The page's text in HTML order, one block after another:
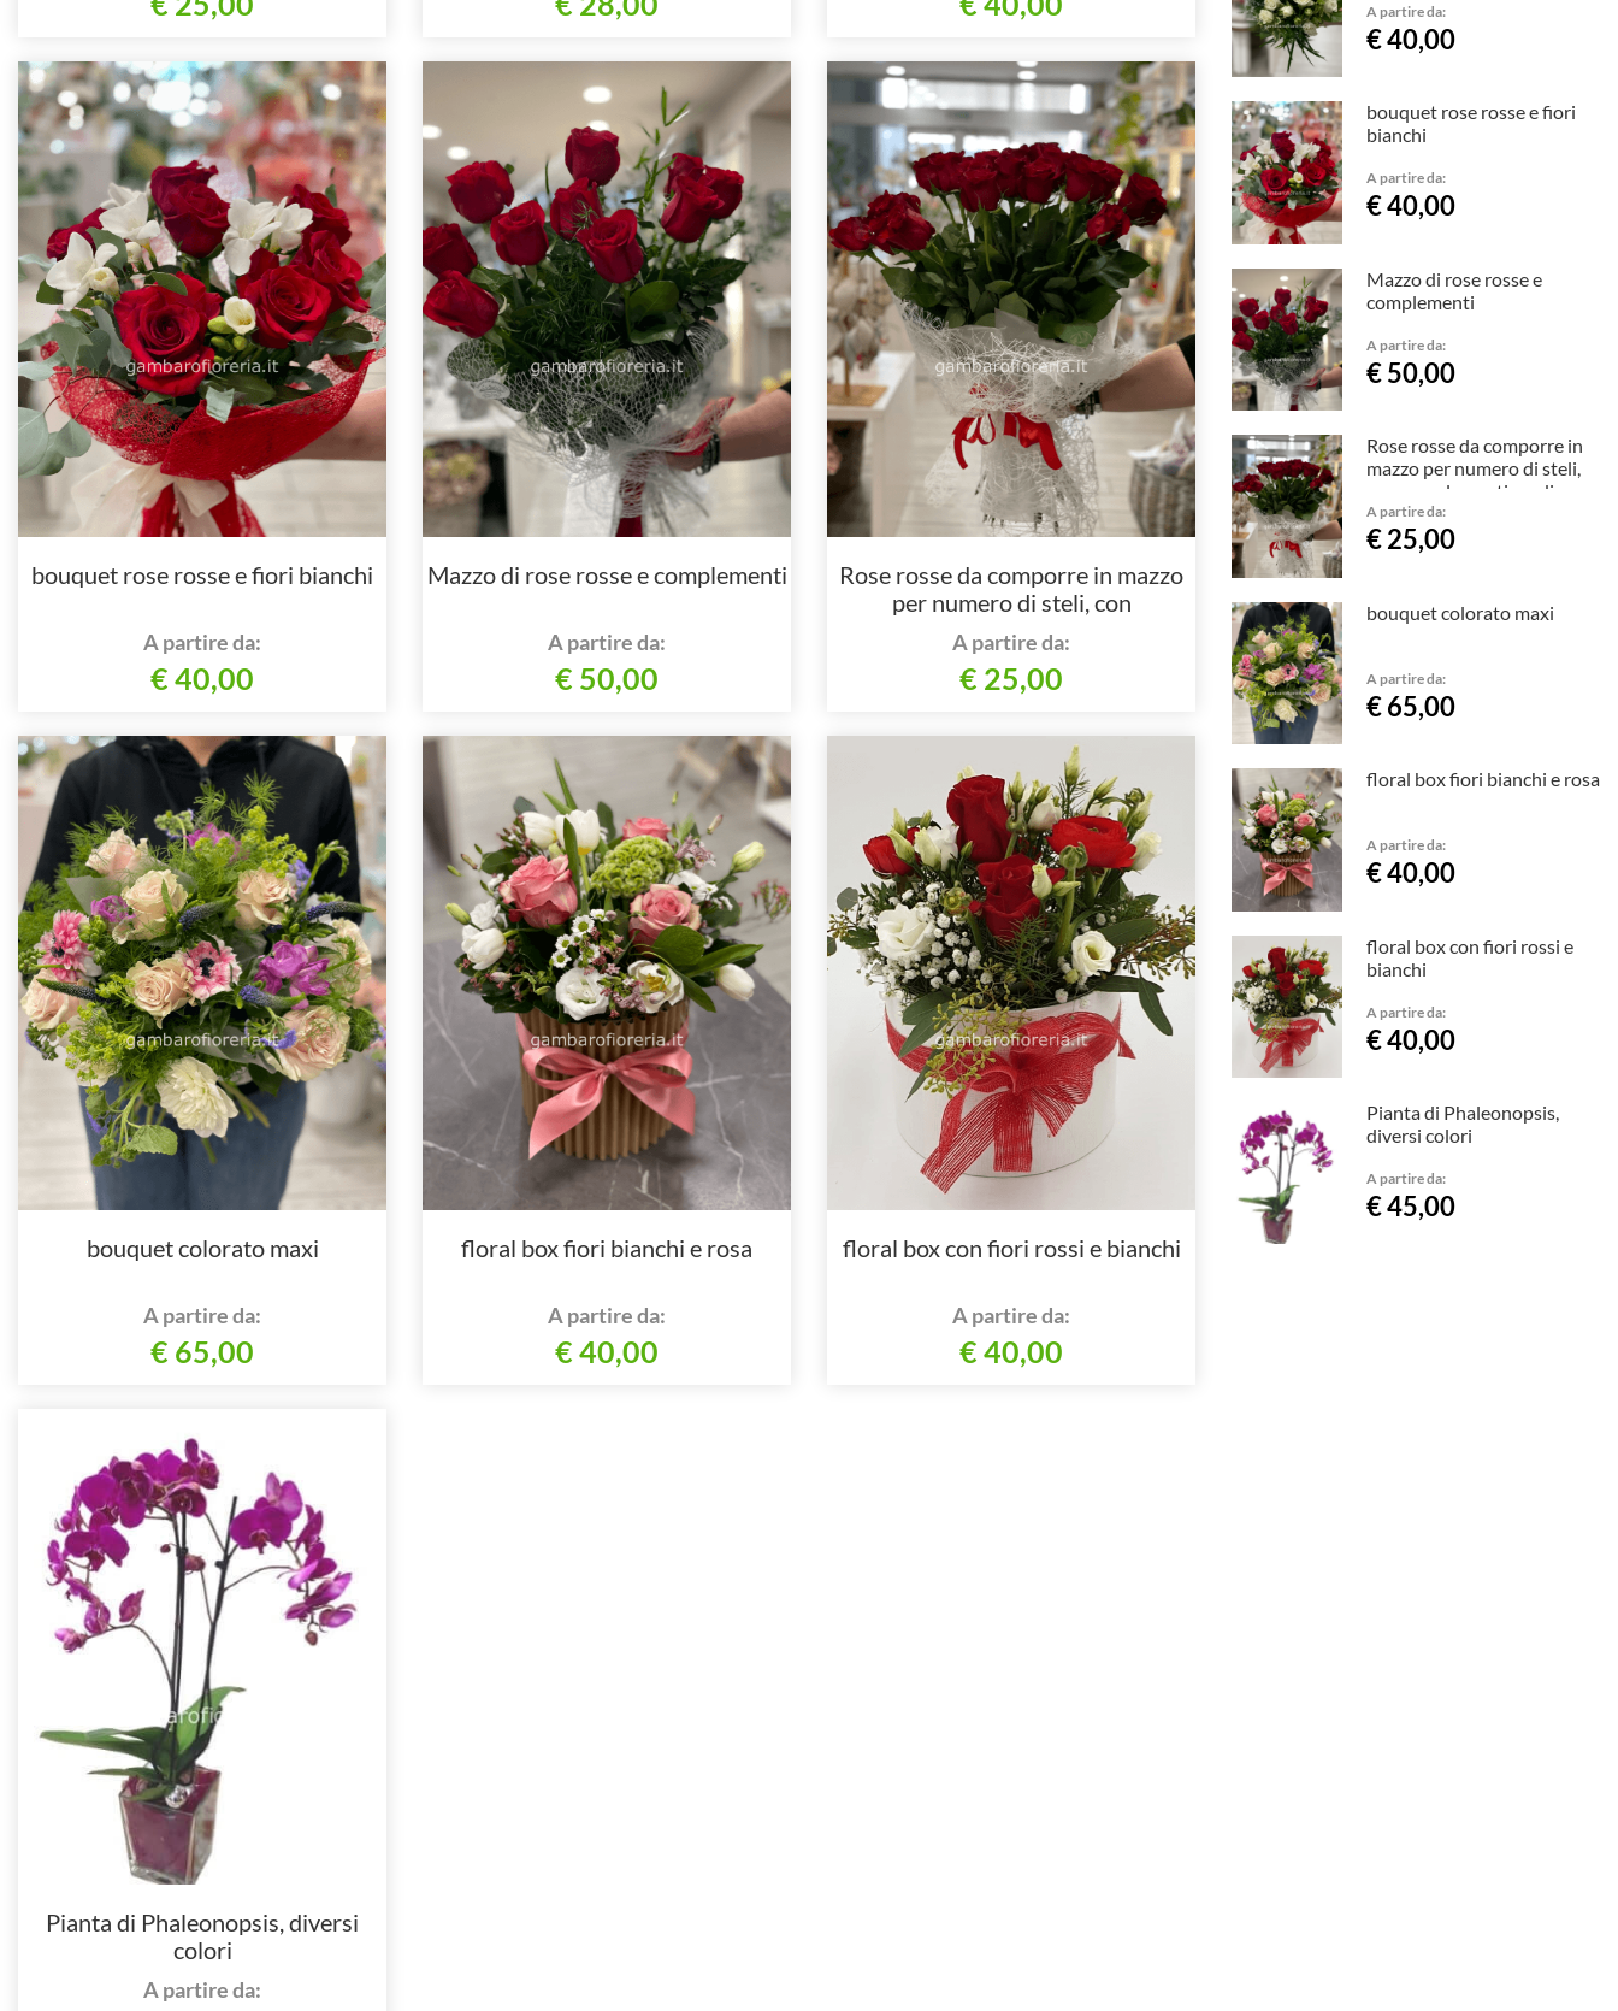
bouquet rose rosse e fiori bianchi
A partire da:
€ 40,00
Mazzo di rose rosse e complementi
A partire da:
€ 50,00
Rose rosse da comporre in mazzo
per numero di steli, con
complementi verdi
A partire da:
€ 25,00
bouquet colorato maxi
A partire da:
€ 65,00
floral box fiori bianchi e rosa
A partire da:
€ 40,00
floral box con fiori rossi e bianchi
A partire da:
€ 40,00
Pianta di Phaleonopsis, diversi
colori
A partire da:
A partire da:
€ 40,00
bouquet rose rosse e fiori
bianchi
A partire da:
€ 40,00
Mazzo di rose rosse e
complementi
A partire da:
€ 50,00
Rose rosse da comporre in
mazzo per numero di steli,
con complementi verdi
A partire da:
€ 25,00
bouquet colorato maxi
A partire da:
€ 65,00
floral box fiori bianchi e rosa
A partire da:
€ 40,00
floral box con fiori rossi e
bianchi
A partire da:
€ 40,00
Pianta di Phaleonopsis,
diversi colori
A partire da:
€ 45,00